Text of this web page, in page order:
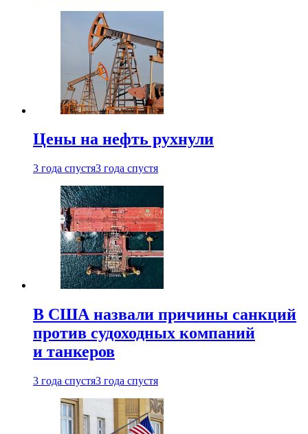
Цены на нефть рухнули
3 года спустя3 года спустя
В США назвали причины санкций
против судоходных компаний
и танкеров
3 года спустя3 года спустя